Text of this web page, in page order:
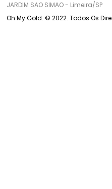
JARDIM SAO SIMAO - Limeira/SP
Oh My Gold. © 2022. Todos Os